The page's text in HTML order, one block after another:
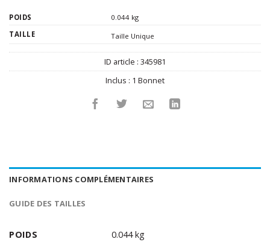
POIDS
0.044 kg
TAILLE
Taille Unique
ID article : 345981
Inclus : 1 Bonnet
INFORMATIONS COMPLÉMENTAIRES
GUIDE DES TAILLES
POIDS
0.044 kg